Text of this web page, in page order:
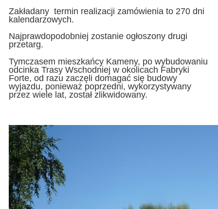
Zakładany termin realizacji zamówienia to 270 dni
kalendarzowych.
Najprawdopodobniej zostanie ogłoszony drugi
przetarg.
Tymczasem mieszkańcy Kameny, po wybudowaniu
odcinka Trasy Wschodniej w okolicach Fabryki
Forte, od razu zaczęli domagać się budowy
wyjazdu, ponieważ poprzedni, wykorzystywany
przez wiele lat, został zlikwidowany.